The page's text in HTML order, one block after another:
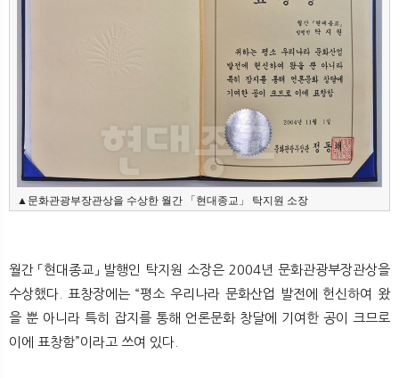
▲문화관광부장관상을 수상한 월간 「현대종교」 탁지원 소장
월간 「현대종교」 발행인 탁지원 소장은 2004년 문화관광부장관상을
수상했다. 표창장에는 “평소 우리나라 문화산업 발전에 헌신하여 왔
을 뿐 아니라 특히 잡지를 통해 언론문화 창달에 기여한 공이 크므로
이에 표창함”이라고 쓰여 있다.